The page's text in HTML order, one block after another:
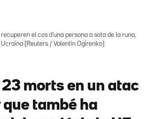
el cos d'una persona a sota de la runa,
Ucraïna (Reuters / Valentin Ogirenko)
morts en un atac
que també ha